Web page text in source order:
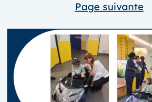
Page suivante